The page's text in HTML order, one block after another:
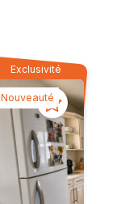
Exclusivité
Nouveauté